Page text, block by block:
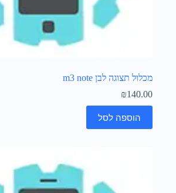
מכלול תצוגה לבן m3 note
₪140.00
הוספה לסל